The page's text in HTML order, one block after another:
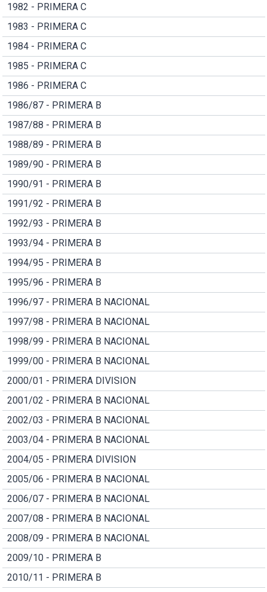
1982 - PRIMERA C
1983 - PRIMERA C
1984 - PRIMERA C
1985 - PRIMERA C
1986 - PRIMERA C
1986/87 - PRIMERA B
1987/88 - PRIMERA B
1988/89 - PRIMERA B
1989/90 - PRIMERA B
1990/91 - PRIMERA B
1991/92 - PRIMERA B
1992/93 - PRIMERA B
1993/94 - PRIMERA B
1994/95 - PRIMERA B
1995/96 - PRIMERA B
1996/97 - PRIMERA B NACIONAL
1997/98 - PRIMERA B NACIONAL
1998/99 - PRIMERA B NACIONAL
1999/00 - PRIMERA B NACIONAL
2000/01 - PRIMERA DIVISION
2001/02 - PRIMERA B NACIONAL
2002/03 - PRIMERA B NACIONAL
2003/04 - PRIMERA B NACIONAL
2004/05 - PRIMERA DIVISION
2005/06 - PRIMERA B NACIONAL
2006/07 - PRIMERA B NACIONAL
2007/08 - PRIMERA B NACIONAL
2008/09 - PRIMERA B NACIONAL
2009/10 - PRIMERA B
2010/11 - PRIMERA B